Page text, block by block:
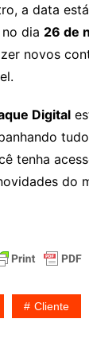
a data
dia 26 de
novos
Digital
tenha
do
Cliente